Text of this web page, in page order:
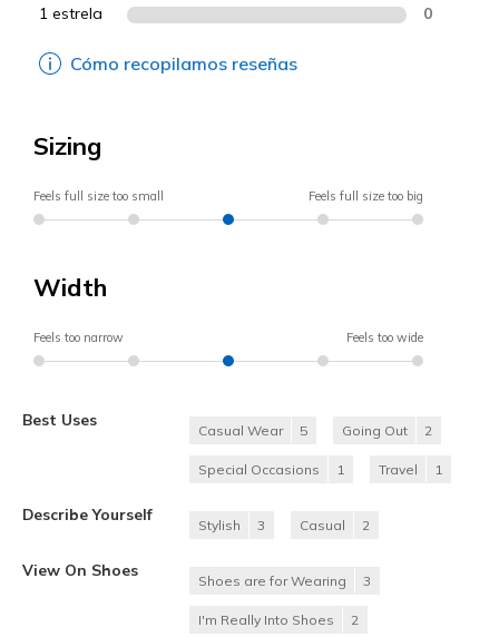
1 estrela 0
Cómo recopilamos reseñas
Sizing
Feels full size too small Feels full size too big
Width
Feels too narrow Feels too wide
Best Uses
Casual Wear 5 Going Out 2
Special Occasions 1 Travel 1
Describe Yourself
Stylish 3 Casual 2
View On Shoes
Shoes are for Wearing 3
I'm Really Into Shoes 2